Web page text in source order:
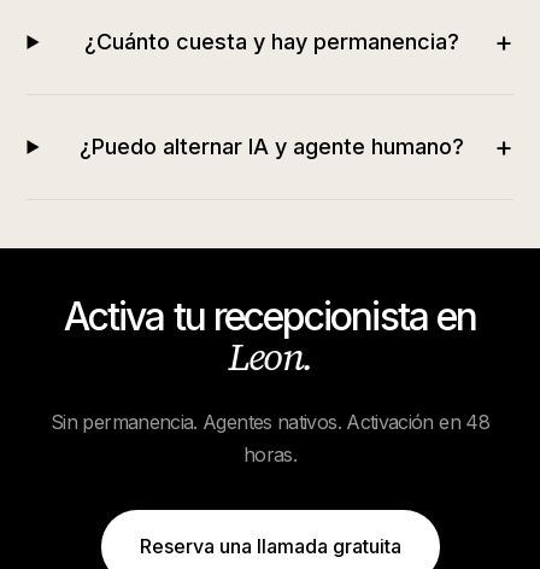
¿Cuánto cuesta y hay permanencia? +
¿Puedo alternar IA y agente humano? +
Activa tu recepcionista en
Leon.
Sin permanencia. Agentes nativos. Activación en 48
horas.
Reserva una llamada gratuita